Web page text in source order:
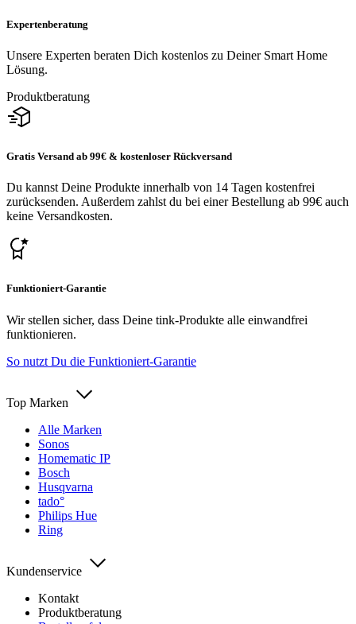
Expertenberatung
Unsere Experten beraten Dich kostenlos zu Deiner Smart Home
Lösung.
Produktberatung
Gratis Versand ab 99€ & kostenloser Rückversand
Du kannst Deine Produkte innerhalb von 14 Tagen kostenfrei
zurücksenden. Außerdem zahlst du bei einer Bestellung ab 99€ auch
keine Versandkosten.
Funktioniert-Garantie
Wir stellen sicher, dass Deine tink-Produkte alle einwandfrei
funktionieren.
So nutzt Du die Funktioniert-Garantie
Top Marken
Alle Marken
Sonos
Homematic IP
Bosch
Husqvarna
tado°
Philips Hue
Ring
Kundenservice
Kontakt
Produktberatung